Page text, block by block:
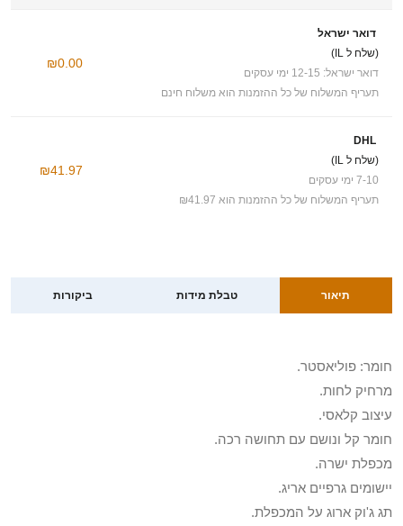
דואר ישראל
(שלח ל IL)
דואר ישראל: 12-15 ימי עסקים
תעריף המשלוח של כל ההזמנות הוא משלוח חינם
₪0.00
DHL
(שלח ל IL)
7-10 ימי עסקים
תעריף המשלוח של כל ההזמנות הוא ₪41.97
₪41.97
תיאור טבלת מידות ביקורות
חומר: פוליאסטר.
מרחיק לחות.
עיצוב קלאסי.
חומר קל ונושם עם תחושה רכה.
מכפלת ישרה.
יישומים גרפיים אריג.
תג ג'וק ארוג על המכפלת.